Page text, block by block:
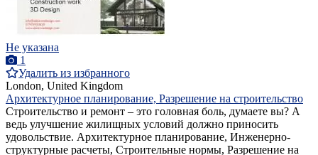
Не указана
1
Удалить из избранного
London, United Kingdom
Архитектурное планирование, Разрешение на строительство
Строительство и ремонт – это головная боль, думаете вы? А
ведь улучшение жилищных условий должно приносить
удовольствие. Архитектурное планирование, Инженерно-
структурные расчеты, Строительные нормы, Разрешение на